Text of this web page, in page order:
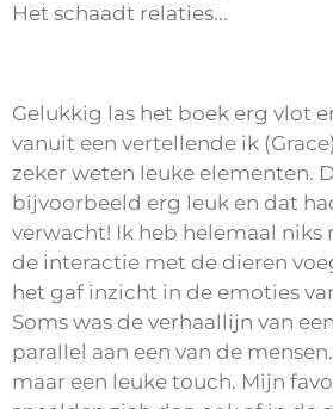
Het schaadt relaties...
Gelukkig las het boek erg vlot
vanuit een vertellende ik
zeker weten leuke elementen.
bijvoorbeeld erg leuk en dat
verwacht! Ik heb helemaal niks
de interactie met de dieren
het gaf inzicht in de emoties
Soms was de verhaallijn van
parallel aan een van de
maar een leuke touch. Mijn